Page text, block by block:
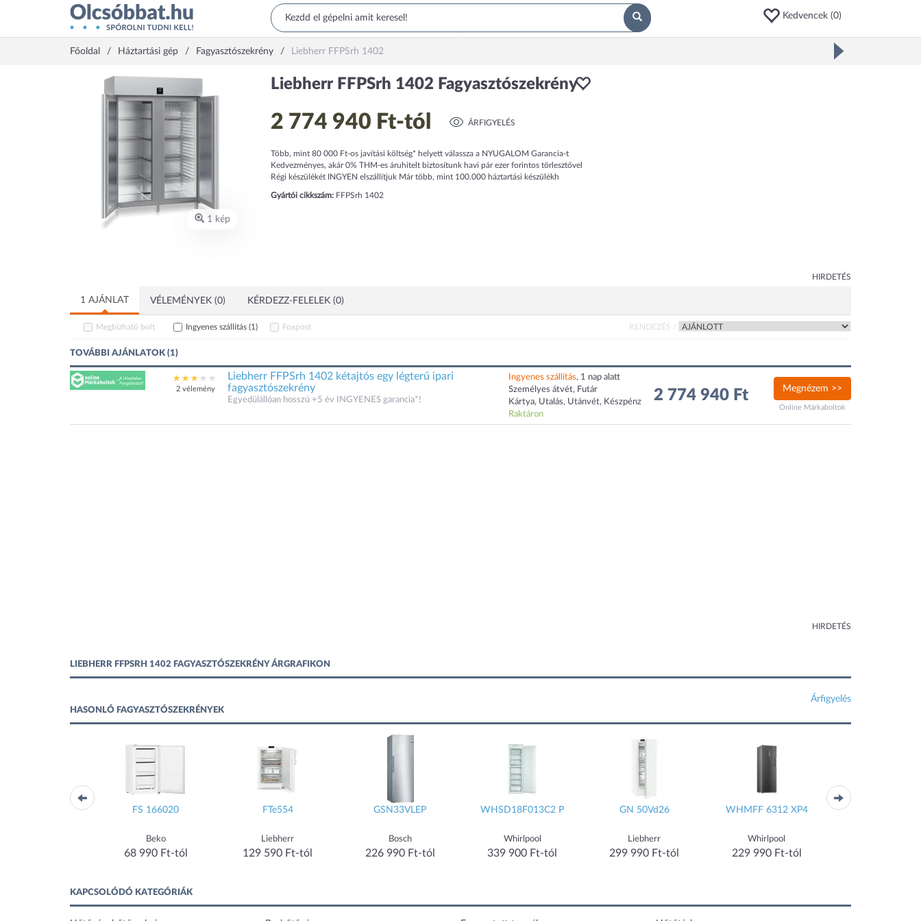
Kedvencek (0)
Főoldal Háztartási gép Fagyasztószekrény Liebherr FFPSrh 1402
1 kép
Liebherr FFPSrh 1402 Fagyasztószekrény
2 774 940 Ft-tól ÁRFIGYELÉS
Több, mint 80 000 Ft-os javítási költség* helyett válassza a NYUGALOM Garancia-t
Kedvezményes, akár 0% THM-es áruhitelt biztosítunk havi pár ezer forintos törlesztővel
Régi készülékét INGYEN elszállítjuk Már több, mint 100.000 háztartási készülékh
Gyártói cikkszám:FFPSrh 1402
HIRDETÉS
1 AJÁNLAT VÉLEMÉNYEK (0) KÉRDEZZ-FELELEK (0)
Megbízható bolt Ingyenes szállítás (1) Foxpost RENDEZÉS /
TOVÁBBI AJÁNLATOK (1)
2 vélemény
Liebherr FFPSrh 1402 kétajtós egy légterű ipari
fagyasztószekrény
Egyedülállóan hosszú +5 év INGYENES garancia*!
Ingyenes szállítás, 1 nap alatt
Személyes átvét, Futár
Kártya, Utalás, Utánvét, Készpénz
Raktáron
2 774 940 Ft Megnézem >>
Online Márkaboltok
HIRDETÉS
LIEBHERR FFPSRH 1402 FAGYASZTÓSZEKRÉNY ÁRGRAFIKON
Árfigyelés
HASONLÓ FAGYASZTÓSZEKRÉNYEK
FS 166020
Beko
68 990 Ft-tól
FTe554
Liebherr
129 590 Ft-tól
GSN33VLEP
Bosch
226 990 Ft-tól
WHSD18F013C2 P
Whirlpool
339 900 Ft-tól
GN 50Vd26
Liebherr
299 990 Ft-tól
WHMFF 6312 XP4
Whirlpool
229 990 Ft-tól
KAPCSOLÓDÓ KATEGÓRIÁK